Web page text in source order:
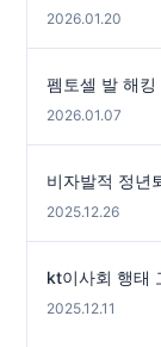
2026.01.20
펨토셀 발 해
2026.01.07
비자발적 정년
2025.12.26
kt이사회 행태
2025.12.11